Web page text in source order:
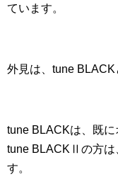
ています。
外見は、tune BLACK
tune BLACKは、既に
tune BLACKⅡの方は
す。